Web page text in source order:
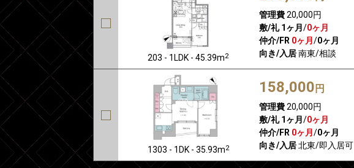
203 - 1LDK - 45.39m2
管理費20,000円
敷/礼 1ヶ月 /0ヶ月
仲介/FR 0ヶ月 /0ヶ月
向き/入居南東/相談
1303 - 1DK - 35.93m2
158,000 円
管理費20,000円
敷/礼 1ヶ月 /0ヶ月
仲介/FR 0ヶ月 /0ヶ月
向き/入居北東/即入居可